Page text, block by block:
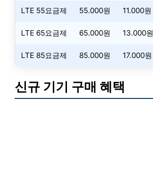
LTE 55요금제 55.000원 11.000원
LTE 65요금제 65.000원 13.000원
LTE 85요금제 85.000원 17.000원
신규 기기 구매 혜택